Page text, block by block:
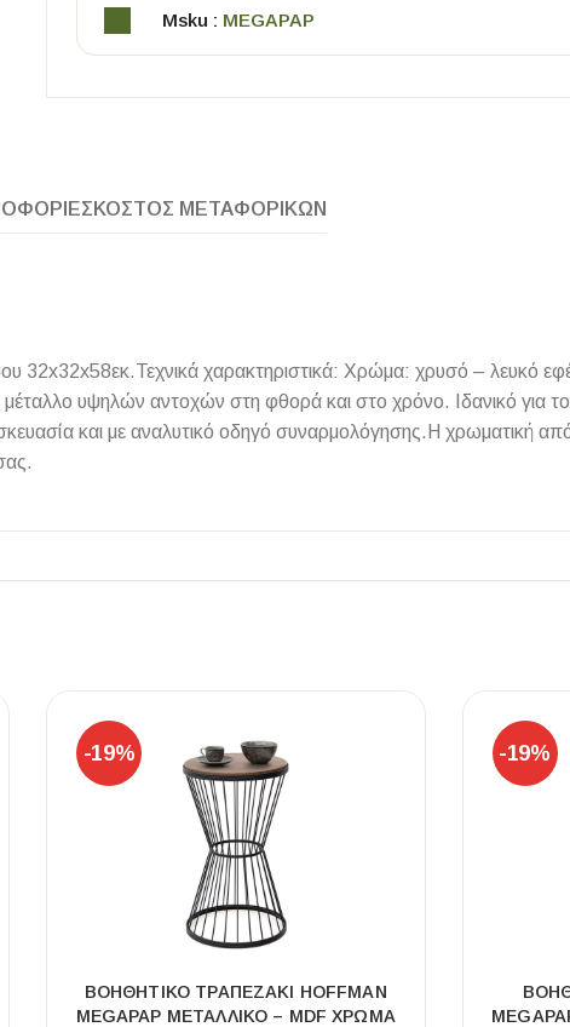
ΠΛΑΚΑΚΙ NIGHT LUX MATT
Msku : MEGAPAP
ΚΌΣΤΟΣ ΜΕΤΑΦΟΡΙΚΏΝ
32x32x58εκ.Τεχνικά χαρακτηριστικά: Χρώμα: χρυσό – λευκό
υψηλών αντοχών στη φθορά και στο χρόνο. Ιδανικό για τον
και με αναλυτικό οδηγό συναρμολόγησης.Η χρωματική
-19%
ΒΟΗΘΗΤΙΚΌ ΤΡΑΠΕΖΆΚΙ HOFFMAN
MEGAPAP ΜΕΤΑΛΛΙΚΌ – MDF ΧΡΏΜΑ
-19%